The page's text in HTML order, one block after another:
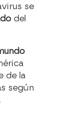
se
del
de la
según